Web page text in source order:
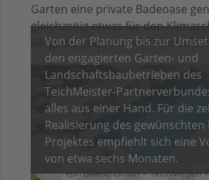
Garten eine private Badeoase
gleichzeitig etwas für den
klingt widersprüchlich?
epr/Balena GmbH – TeichMeister
Von der Planung bis zur
den engagierten Garten- und
Landschaftsbaubetrieben des
TeichMeister-
alles aus einer Hand. Für die
Realisierung des gewünschten
Projektes empfiehlt sich eine
von etwa sechs Monaten.